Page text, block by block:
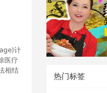
计
医疗
相结
热门标签